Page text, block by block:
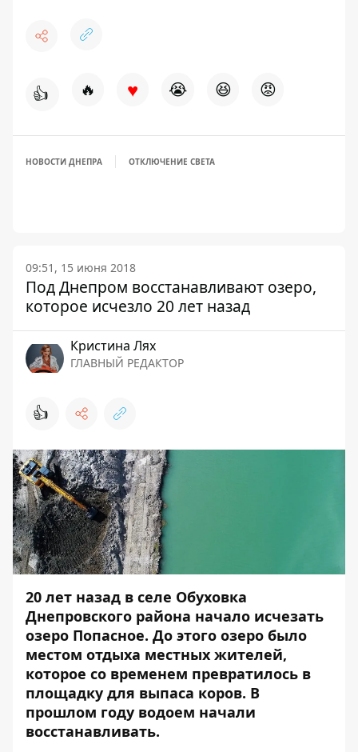
👍 🔥 ♥ 😭 😆 😡
НОВОСТИ ДНЕПРА ОТКЛЮЧЕНИЕ СВЕТА
09:51, 15 июня 2018
Под Днепром восстанавливают озеро,
которое исчезло 20 лет назад
Кристина Лях
ГЛАВНЫЙ РЕДАКТОР
👍
20 лет назад в селе Обуховка
Днепровского района начало исчезать
озеро Попасное. До этого озеро было
местом отдыха местных жителей,
которое со временем превратилось в
площадку для выпаса коров. В
прошлом году водоем начали
восстанавливать.